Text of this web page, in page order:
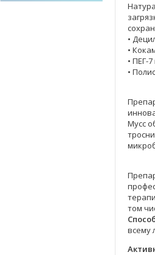
•
•
• ПЕГ-
•
Мусс
том
всему